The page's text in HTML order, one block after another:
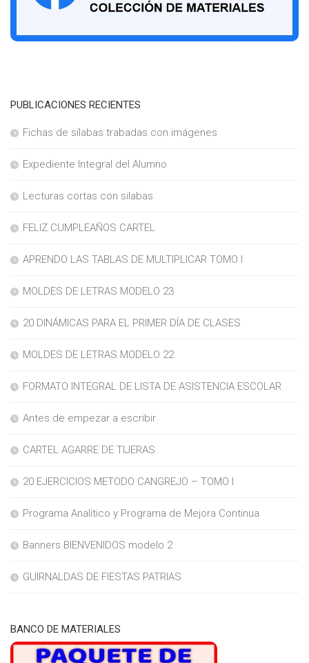
PUBLICACIONES RECIENTES
Fichas de sílabas trabadas con imágenes
Expediente Integral del Alumno
Lecturas cortas con silabas
FELIZ CUMPLEAÑOS CARTEL
APRENDO LAS TABLAS DE MULTIPLICAR TOMO I
MOLDES DE LETRAS MODELO 23
20 DINÁMICAS PARA EL PRIMER DÍA DE CLASES
MOLDES DE LETRAS MODELO 22
FORMATO INTEGRAL DE LISTA DE ASISTENCIA ESCOLAR
Antes de empezar a escribir
CARTEL AGARRE DE TIJERAS
20 EJERCICIOS METODO CANGREJO – TOMO I
Programa Analítico y Programa de Mejora Continua
Banners BIENVENIDOS modelo 2
GUIRNALDAS DE FIESTAS PATRIAS
BANCO DE MATERIALES